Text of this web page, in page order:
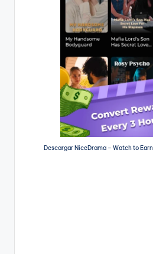
Descargar NiceDrama – Watch to Earn